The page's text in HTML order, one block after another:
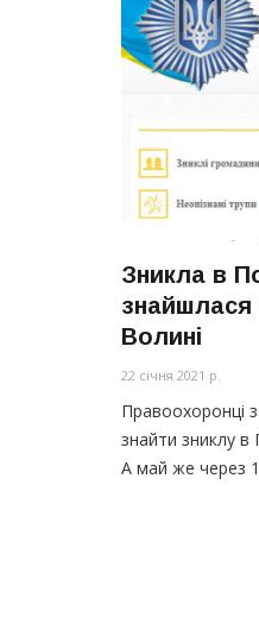
Зникла в
знайшлася
Волині
22 січня 2021 р.
Правоохоронці
знайти зниклу
А май же через